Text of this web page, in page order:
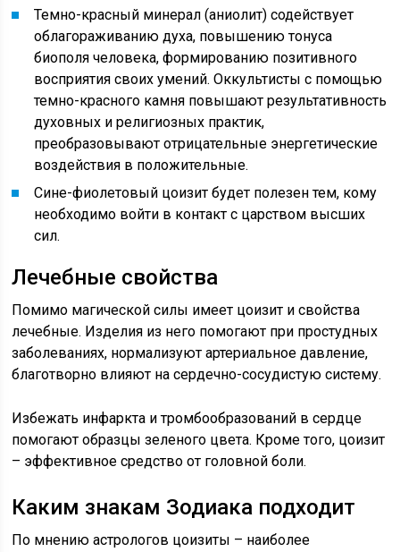
Темно-красный минерал (аниолит) содействует
облагораживанию духа, повышению тонуса
биополя человека, формированию позитивного
восприятия своих умений. Оккультисты с помощью
темно-красного камня повышают результативность
духовных и религиозных практик,
преобразовывают отрицательные энергетические
воздействия в положительные.
Сине-фиолетовый цоизит будет полезен тем, кому
необходимо войти в контакт с царством высших
сил.
Лечебные свойства
Помимо магической силы имеет цоизит и свойства
лечебные. Изделия из него помогают при простудных
заболеваниях, нормализуют артериальное давление,
благотворно влияют на сердечно-сосудистую систему.
Избежать инфаркта и тромбообразований в сердце
помогают образцы зеленого цвета. Кроме того, цоизит
– эффективное средство от головной боли.
Каким знакам Зодиака подходит
По мнению астрологов цоизиты – наиболее